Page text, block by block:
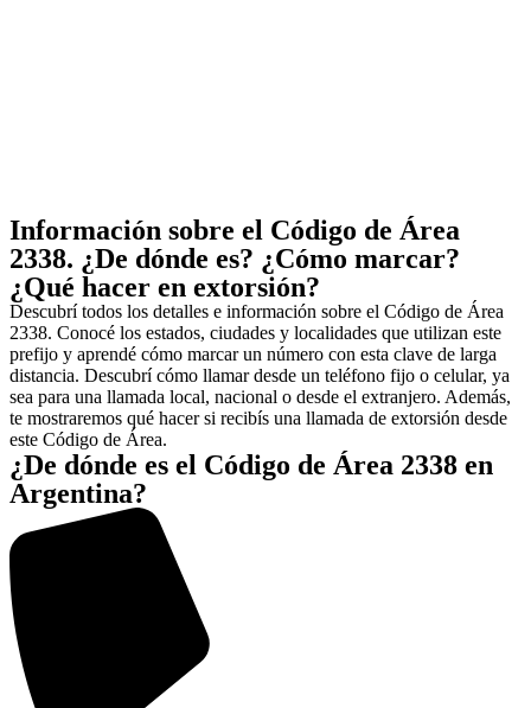
Información sobre el Código de Área
2338. ¿De dónde es? ¿Cómo marcar?
¿Qué hacer en extorsión?
Descubrí todos los detalles e información sobre el Código de Área
2338. Conocé los estados, ciudades y localidades que utilizan este
prefijo y aprendé cómo marcar un número con esta clave de larga
distancia. Descubrí cómo llamar desde un teléfono fijo o celular, ya
sea para una llamada local, nacional o desde el extranjero. Además,
te mostraremos qué hacer si recibís una llamada de extorsión desde
este Código de Área.
¿De dónde es el Código de Área 2338 en
Argentina?